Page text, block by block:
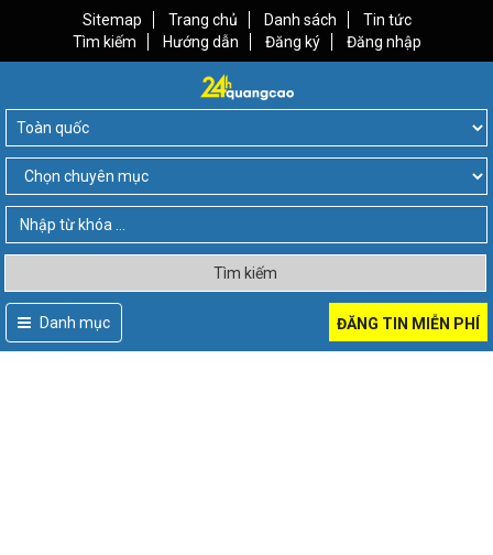
Sitemap Trang chủ Danh sách
Tin tức
Tìm kiếm
Hướng dẫn Đăng ký Đăng nhập
Tìm kiếm
Danh mục ĐĂNG TIN MIỄN PHÍ